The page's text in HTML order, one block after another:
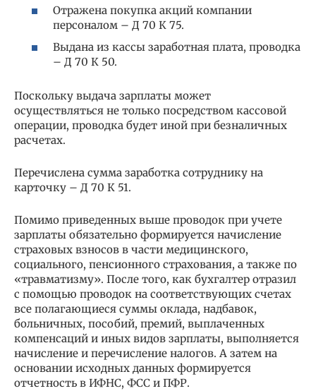
Отражена покупка акций компании
персоналом – Д 70 К 75.
Выдана из кассы заработная плата, проводка
– Д 70 К 50.
Поскольку выдача зарплаты может
осуществляться не только посредством кассовой
операции, проводка будет иной при безналичных
расчетах.
Перечислена сумма заработка сотруднику на
карточку – Д 70 К 51.
Помимо приведенных выше проводок при учете
зарплаты обязательно формируется начисление
страховых взносов в части медицинского,
социального, пенсионного страхования, а также по
«травматизму». После того, как бухгалтер отразил
с помощью проводок на соответствующих счетах
все полагающиеся суммы оклада, надбавок,
больничных, пособий, премий, выплаченных
компенсаций и иных видов зарплаты, выполняется
начисление и перечисление налогов. А затем на
основании исходных данных формируется
отчетность в ИФНС, ФСС и ПФР.